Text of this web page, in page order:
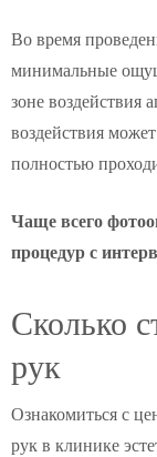
Во время
минимальные
зоне воздействия
воздействия
полностью
Чаще всего
процедур с
Сколько
рук
Ознакомиться с
рук в клинике